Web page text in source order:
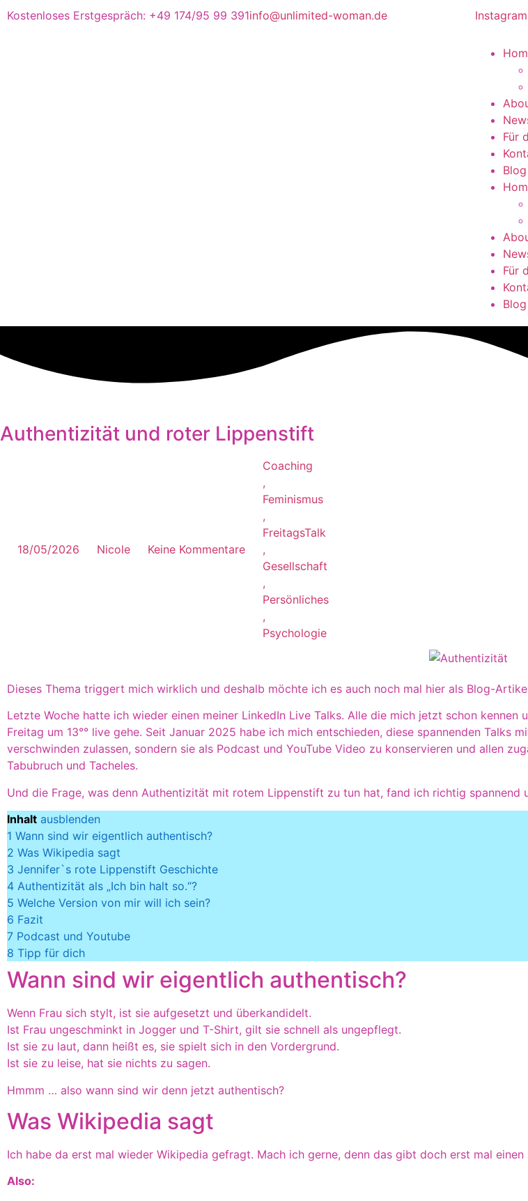
Kostenloses Erstgespräch: +49 174/95 99 391info@unlimited-woman.de Instagram
Für
Blog
Für
Blog
Authentizität und roter Lippenstift
18/05/2026 Nicole Keine Kommentare
Coaching
,
Feminismus
,
FreitagsTalk
,
Gesellschaft
,
Persönliches
,
Psychologie
Dieses Thema triggert mich wirklich und deshalb möchte ich es auch noch mal hier als Blog-
Letzte Woche hatte ich wieder einen meiner LinkedIn Live Talks. Alle die mich jetzt schon
Freitag um 13°° live gehe. Seit Januar 2025 habe ich mich entschieden, diese spannenden Talks
verschwinden zulassen, sondern sie als Podcast und YouTube Video zu konservieren und allen
Tabubruch und Tacheles.
Und die Frage, was denn Authentizität mit rotem Lippenstift zu tun hat, fand ich richtig spannend
Inhalt ausblenden
1 Wann sind wir eigentlich authentisch?
2 Was Wikipedia sagt
3 Jennifer`s rote Lippenstift Geschichte
4 Authentizität als „Ich bin halt so.“?
5 Welche Version von mir will ich sein?
6 Fazit
7 Podcast und Youtube
8 Tipp für dich
Wann sind wir eigentlich authentisch?
Wenn Frau sich stylt, ist sie aufgesetzt und überkandidelt.
Ist Frau ungeschminkt in Jogger und T-Shirt, gilt sie schnell als ungepflegt.
Ist sie zu laut, dann heißt es, sie spielt sich in den Vordergrund.
Ist sie zu leise, hat sie nichts zu sagen.
Hmmm … also wann sind wir denn jetzt authentisch?
Was Wikipedia sagt
Ich habe da erst mal wieder Wikipedia gefragt. Mach ich gerne, denn das gibt doch erst mal einen
Also: